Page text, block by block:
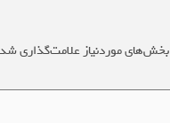
بخش‌های موردنیاز علامت‌گذاری